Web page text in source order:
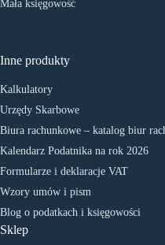
Mała księgowość
Inne produkty
Kalkulatory
Urzędy Skarbowe
Biura rachunkowe – katalog biur
Kalendarz Podatnika na rok 2026
Formularze i deklaracje VAT
Wzory umów i pism
Blog o podatkach i księgowości
Sklep